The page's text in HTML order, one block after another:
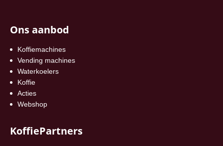
Ons aanbod
Koffiemachines
Vending machines
Waterkoelers
Koffie
Acties
Webshop
KoffiePartners